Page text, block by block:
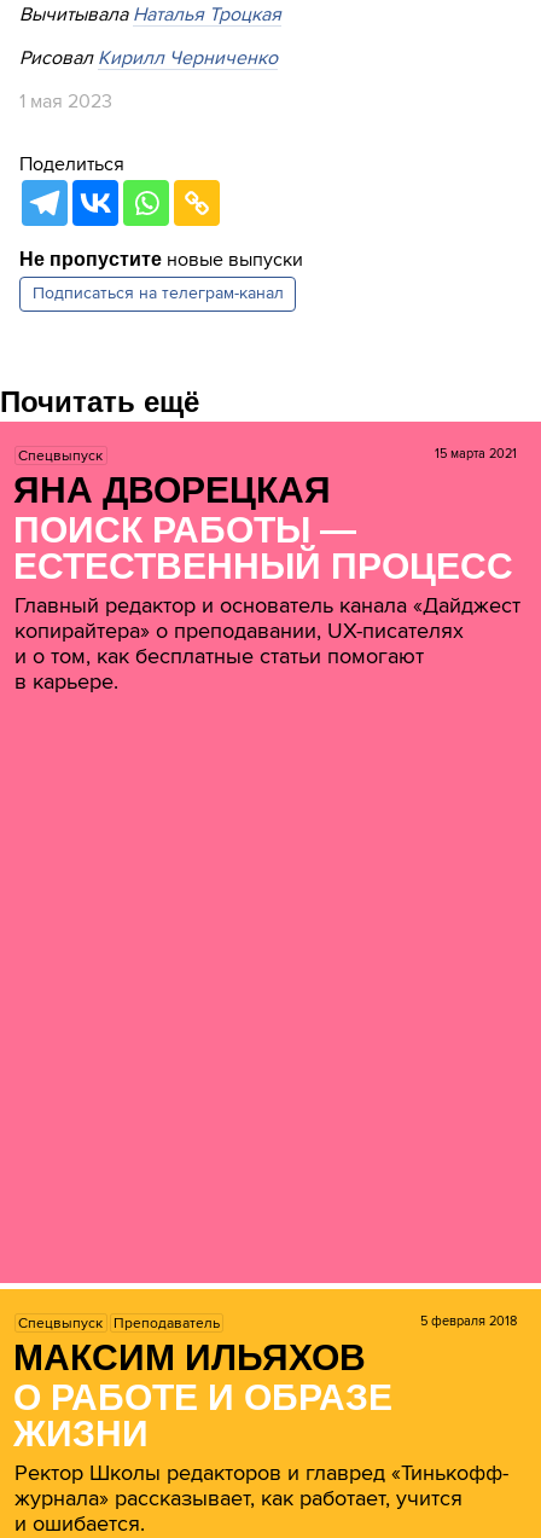
Вычитывала Наталья Троцкая
Рисовал Кирилл Черниченко
1 мая 2023
Поделиться
Не пропустите новые выпуски
Подписаться на телеграм-канал
Почитать ещё
Спецвыпуск 15 марта 2021
ЯНА ДВОРЕЦКАЯ
ПОИСК РАБОТЫ —
ЕСТЕСТВЕННЫЙ ПРОЦЕСС
Главный редактор и основатель канала «Дайджест
копирайтера» о преподавании, UX-писателях
и о том, как бесплатные статьи помогают
в карьере.
Спецвыпуск Преподаватель 5 февраля 2018
МАКСИМ ИЛЬЯХОВ
О РАБОТЕ И ОБРАЗЕ
ЖИЗНИ
Ректор Школы редакторов и главред «Тинькофф-
журнала» рассказывает, как работает, учится
и ошибается.